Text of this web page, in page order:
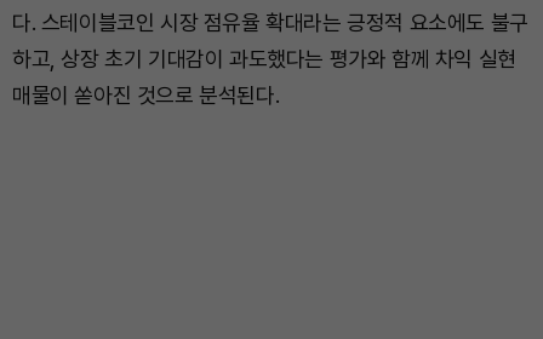
다. 스테이블코인 시장 점유율 확대라는 긍정적 요소에도 불구
하고, 상장 초기 기대감이 과도했다는 평가와 함께 차익 실현
매물이 쏟아진 것으로 분석된다.